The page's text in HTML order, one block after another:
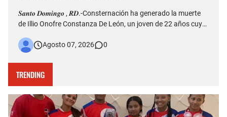
𝑺𝒂𝒏𝒕𝒐 𝑫𝒐𝒎𝒊𝒏𝒈𝒐 , 𝑹𝑫.-Consternación ha generado la muerte
de Illio Onofre Constanza De León, un joven de 22 años cuyo
quedó captado en videos que posteriormente fueron
Agosto 07, 2026 0
TRENDING